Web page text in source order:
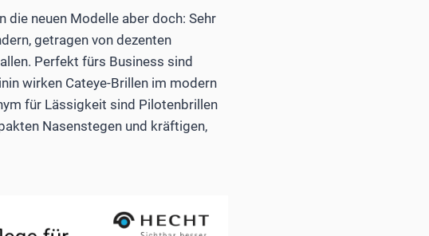
die neuen Modelle aber doch: Sehr
getragen von dezenten
Perfekt fürs Business sind
wirken Cateye-Brillen im modern
für Lässigkeit sind Pilotenbrillen
Nasenstegen und kräftigen,